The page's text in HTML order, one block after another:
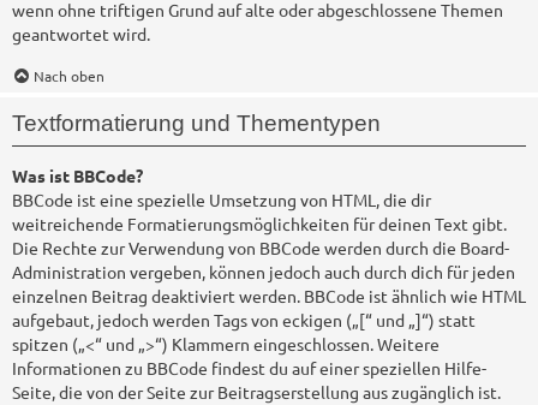
wenn ohne triftigen Grund auf alte oder abgeschlossene Themen
geantwortet wird.
Nach oben
Textformatierung und Thementypen
Was ist BBCode?
BBCode ist eine spezielle Umsetzung von HTML, die dir
weitreichende Formatierungsmöglichkeiten für deinen Text gibt.
Die Rechte zur Verwendung von BBCode werden durch die Board-
Administration vergeben, können jedoch auch durch dich für jeden
einzelnen Beitrag deaktiviert werden. BBCode ist ähnlich wie HTML
aufgebaut, jedoch werden Tags von eckigen („[“ und „]“) statt
spitzen („<“ und „>“) Klammern eingeschlossen. Weitere
Informationen zu BBCode findest du auf einer speziellen Hilfe-
Seite, die von der Seite zur Beitragserstellung aus zugänglich ist.